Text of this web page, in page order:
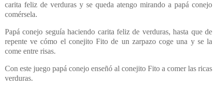
carita feliz de verduras y se queda atengo mirando a papá conejo
comérsela.
Papá conejo seguía haciendo carita feliz de verduras, hasta que de
repente ve cómo el conejito Fito de un zarpazo coge una y se la
come entre risas.
Con este juego papá conejo enseñó al conejito Fito a comer las ricas
verduras.